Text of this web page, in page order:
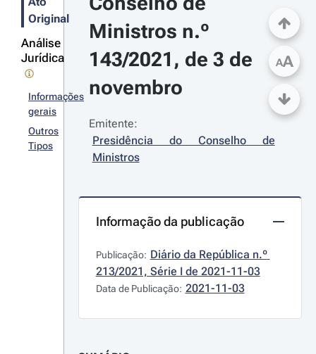
Original
Análise
Jurídica
Informações
gerais
Outros
Tipos
Ministros n.º
143/2021, de 3 de
novembro
Emitente:
Presidência do Conselho de
Ministros
Informação da publicação
Publicação: Diário da República n.º
213/2021, Série I de 2021-11-03
Data de Publicação: 2021-11-03
AA